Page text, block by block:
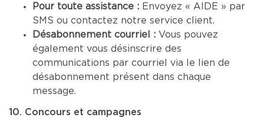
Pour toute assistance : Envoyez « AIDE » par
SMS ou contactez notre service client.
Désabonnement courriel : Vous pouvez
également vous désinscrire des
communications par courriel via le lien de
désabonnement présent dans chaque
message.
10. Concours et campagnes